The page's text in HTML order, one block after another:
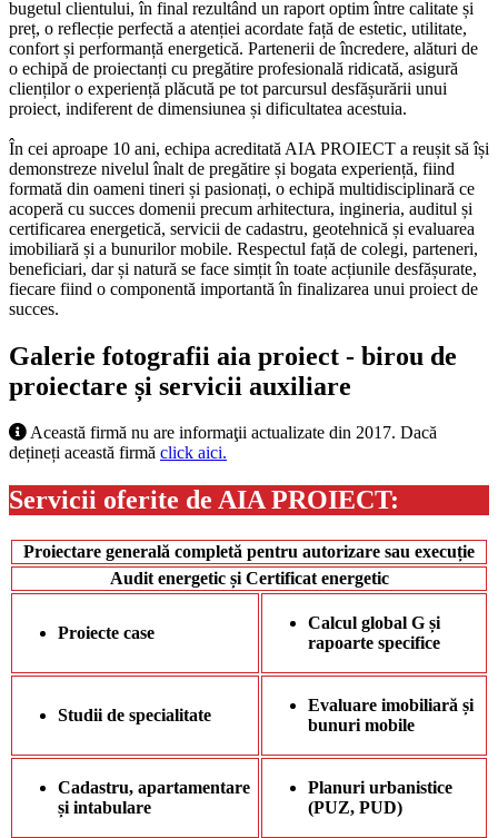
bugetul clientului, în final rezultând un raport optim între calitate și
preț, o reflecție perfectă a atenției acordate față de estetic, utilitate,
confort și performanță energetică. Partenerii de încredere, alături de
o echipă de proiectanți cu pregătire profesională ridicată, asigură
clienților o experiență plăcută pe tot parcursul desfășurării unui
proiect, indiferent de dimensiunea și dificultatea acestuia.
În cei aproape 10 ani, echipa acreditată AIA PROIECT a reușit să își
demonstreze nivelul înalt de pregătire și bogata experiență, fiind
formată din oameni tineri și pasionați, o echipă multidisciplinară ce
acoperă cu succes domenii precum arhitectura, ingineria, auditul și
certificarea energetică, servicii de cadastru, geotehnică și evaluarea
imobiliară și a bunurilor mobile. Respectul față de colegi, parteneri,
beneficiari, dar și natură se face simțit în toate acțiunile desfășurate,
fiecare fiind o componentă importantă în finalizarea unui proiect de
succes.
Galerie fotografii aia proiect - birou de
proiectare și servicii auxiliare
Această firmă nu are informaţii actualizate din 2017. Dacă
dețineți această firmă click aici.
Servicii oferite de AIA PROIECT:
Proiectare generală completă pentru autorizare sau execuție
Audit energetic și Certificat energetic
Proiecte case
Calcul global G și
rapoarte specifice
Studii de specialitate
Evaluare imobiliară și
bunuri mobile
Cadastru, apartamentare
și intabulare
Planuri urbanistice
(PUZ, PUD)